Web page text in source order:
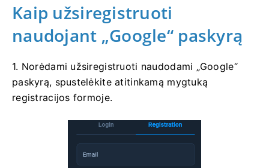
Kaip užsiregistruoti
naudojant „Google“ paskyrą
1. Norėdami užsiregistruoti naudodami „Google“
paskyrą, spustelėkite atitinkamą mygtuką
registracijos formoje.